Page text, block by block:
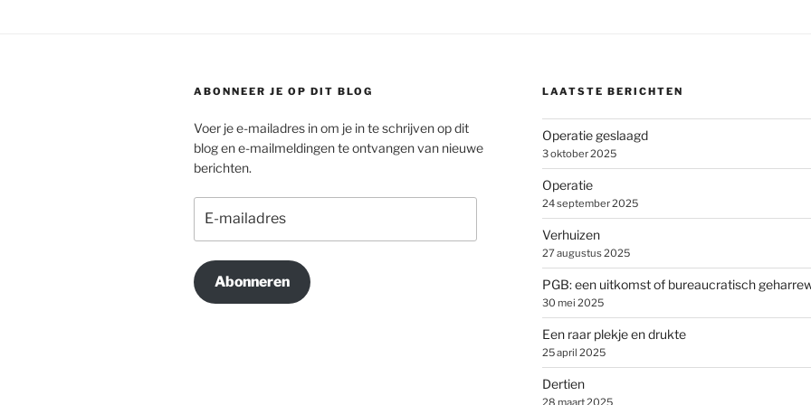
ABONNEER JE OP DIT BLOG
Voer je e-mailadres in om je in te schrijven op dit
blog en e-mailmeldingen te ontvangen van nieuwe
berichten.
mailadres
Abonneren
LAATSTE BERICHTEN
Operatie geslaagd
3 oktober 2025
Operatie
24 september 2025
Verhuizen
27 augustus 2025
PGB: een uitkomst of bureaucratisch
30 mei 2025
Een raar plekje en drukte
25 april 2025
Dertien